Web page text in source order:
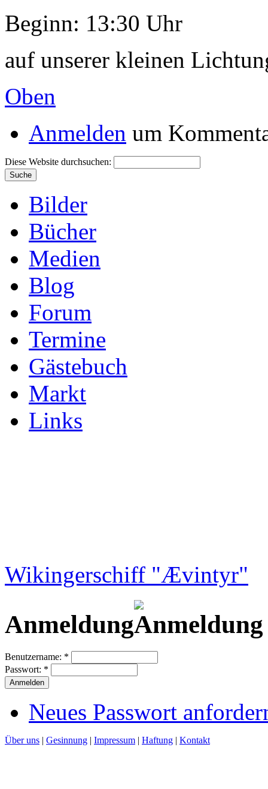
Beginn: 13:30 Uhr
auf unserer kleinen
Oben
Anmelden um
Diese Website durchsuchen:
Bilder
Bücher
Medien
Blog
Forum
Termine
Gästebuch
Markt
Links
Wikingerschiff "Ævintyr"
Anmeldung
Benutzername: *
Passwort: *
Neues Passwort
Über uns | Gesinnung | Impressum | Haftung | Kontakt